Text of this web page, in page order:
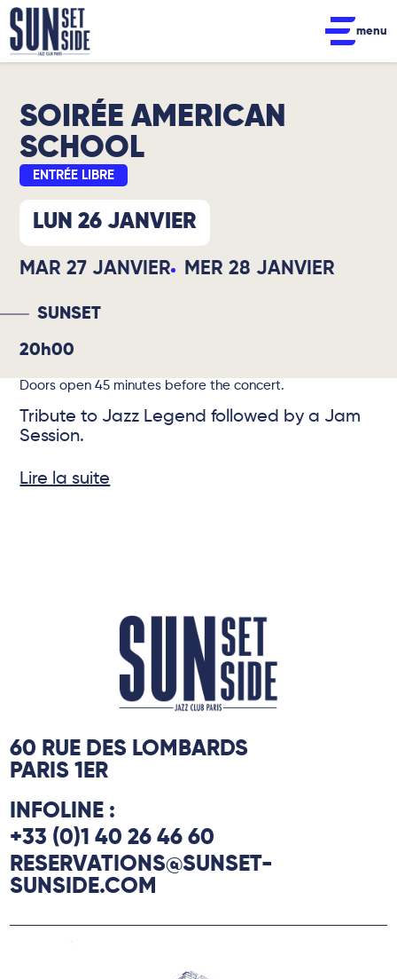
menu
SOIRÉE AMERICAN
SCHOOL
ENTRÉE LIBRE
LUN 26 JANVIER
MAR 27 JANVIER MER 28 JANVIER
SUNSET
20h00
Doors open 45 minutes before the concert.
Tribute to Jazz Legend followed by a Jam
Session.
Lire la suite
60 RUE DES LOMBARDS
PARIS 1ER
INFOLINE :
+33 (0)1 40 26 46 60
RESERVATIONS@SUNSET-
SUNSIDE.COM